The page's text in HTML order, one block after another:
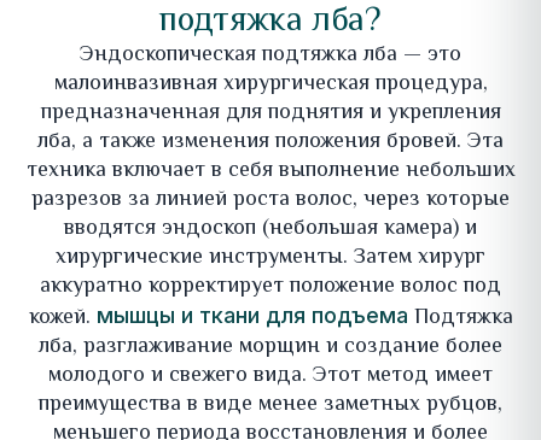
подтяжка лба?
Эндоскопическая подтяжка лба — это
малоинвазивная хирургическая процедура,
предназначенная для поднятия и укрепления
лба, а также изменения положения бровей. Эта
техника включает в себя выполнение небольших
разрезов за линией роста волос, через которые
вводятся эндоскоп (небольшая камера) и
хирургические инструменты. Затем хирург
аккуратно корректирует положение волос под
кожей. мышцы и ткани для подъема Подтяжка
лба, разглаживание морщин и создание более
молодого и свежего вида. Этот метод имеет
преимущества в виде менее заметных рубцов,